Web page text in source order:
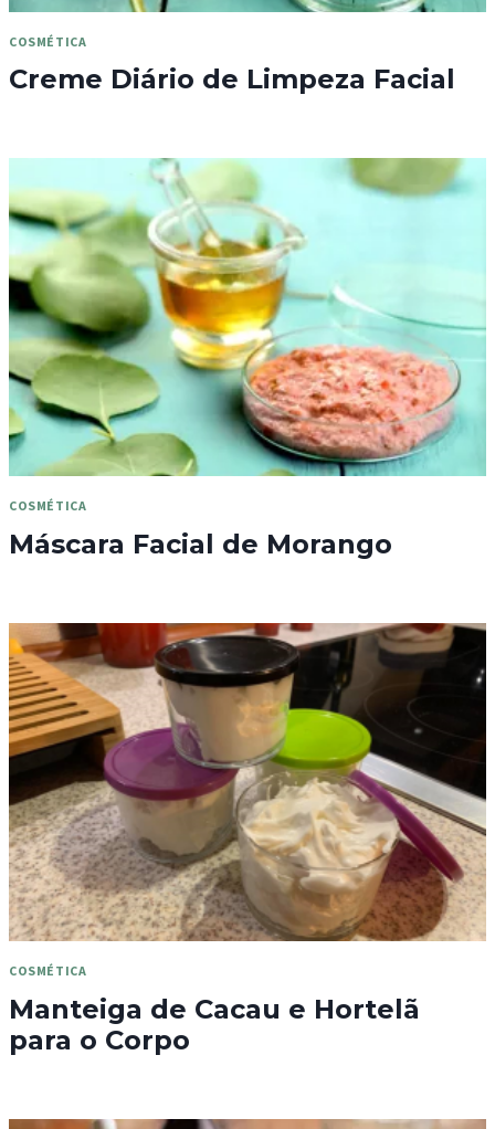
COSMÉTICA
Creme Diário de Limpeza Facial
COSMÉTICA
Máscara Facial de Morango
COSMÉTICA
Manteiga de Cacau e Hortelã
para o Corpo